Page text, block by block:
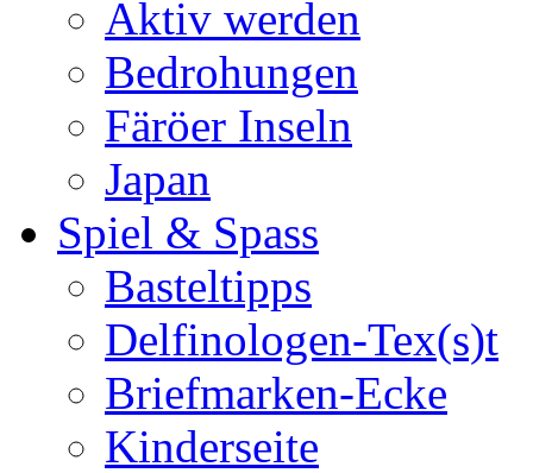
Aktiv werden
Bedrohungen
Färöer Inseln
Japan
Spiel & Spass
Basteltipps
Delfinologen-Tex(s)t
Briefmarken-Ecke
Kinderseite